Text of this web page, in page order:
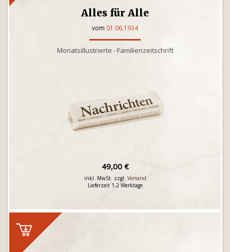
Alles für Alle
vom 01.06.1934
Monatsillustrierte - Familienzeitschrift
49,00 €
inkl. MwSt. zzgl. Versand
Lieferzeit 1-2 Werktage